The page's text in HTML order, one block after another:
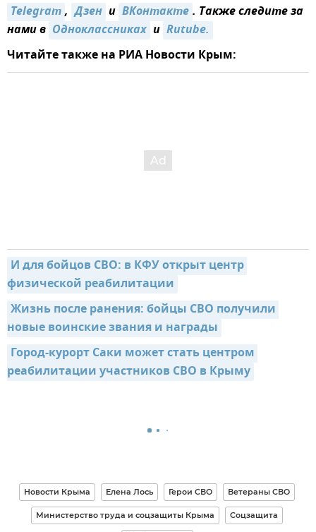
Telegram, Дзен и ВКонтакте. Также следите за
нами в Одноклассниках и Rutube.
Читайте также на РИА Новости Крым:
И для бойцов СВО: в КФУ открыт центр
физической реабилитации
Жизнь после ранения: бойцы СВО получили
новые воинские звания и награды
Город-курорт Саки может стать центром
реабилитации участников СВО в Крыму
Новости Крыма Елена Лось Герои СВО Ветераны СВО
Министерство труда и соцзащиты Крыма Соцзащита